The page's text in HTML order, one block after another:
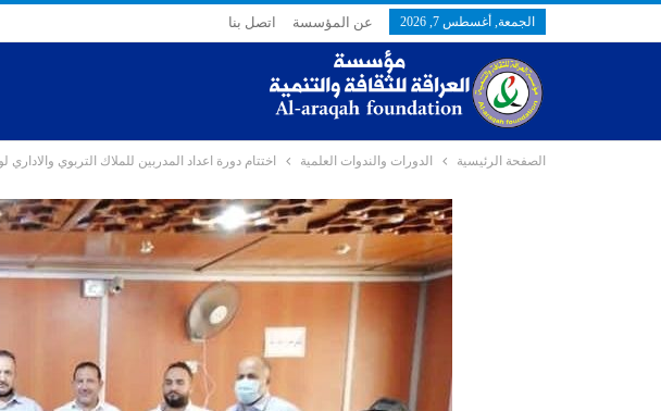
الجمعة, أغسطس 7, 2026 عن المؤسسة اتصل بنا
الصفحة الرئيسية الدورات والندوات العلمية اختتام دورة اعداد المدربين للملاك التربوي والاداري